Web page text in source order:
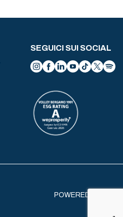
SEGUICI SUI SOCIAL
POWERED BY